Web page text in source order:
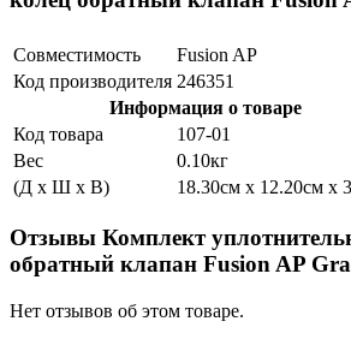
Совместимость
Fusion AP
Код производителя 246351
Информация о товаре
Код товара
107-01
Вес
0.10кг
(Д x Ш x В)
18.30см x 12.20см x
Отзывы Комплект
обратный клапан Fusion AP
Нет отзывов об этом товаре.